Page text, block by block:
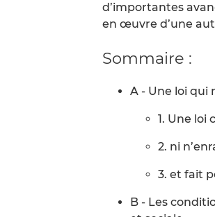
d’importantes
en œuvre d’une
Sommaire :
A - Une loi qui
1. Une loi
2. ni
3. et fait
B - Les